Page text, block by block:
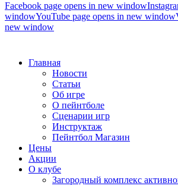
Facebook page opens in new window
windowYouTube page opens in new window
new window
Главная
Новости
Статьи
Об игре
О пейнтболе
Сценарии игр
Инструктаж
Пейнтбол Магазин
Цены
Акции
О клубе
Загородный комплекс